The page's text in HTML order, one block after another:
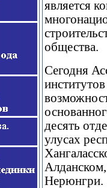
является
общества.
Сегодня
десять
улусах
Нерюнгри.